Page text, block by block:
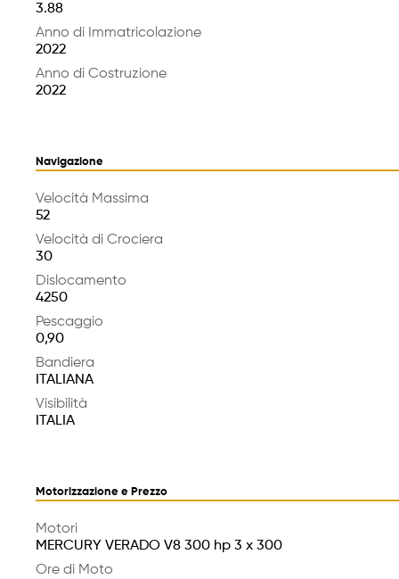
3.88
Anno di Immatricolazione
2022
Anno di Costruzione
2022
Navigazione
Velocità Massima
52
Velocità di Crociera
30
Dislocamento
4250
Pescaggio
0,90
Bandiera
ITALIANA
Visibilità
ITALIA
Motorizzazione e Prezzo
Motori
MERCURY VERADO V8 300 hp 3 x 300
Ore di Moto